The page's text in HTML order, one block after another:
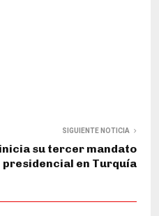
SIGUIENTE NOTICIA
su tercer mandato
presidencial en Turquía